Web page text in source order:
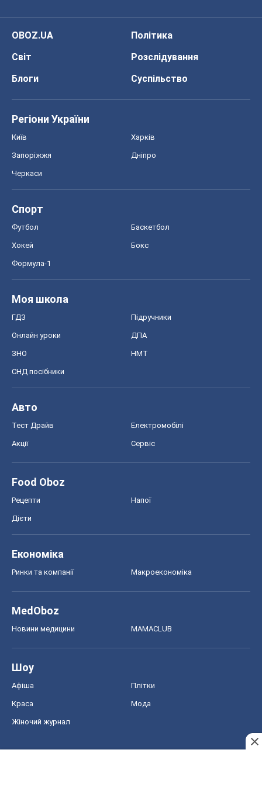
OBOZ.UA
Політика
Світ
Розслідування
Блоги
Суспільство
Регіони України
Київ Харків
Запоріжжя Дніпро
Черкаси
Спорт
Футбол Баскетбол
Хокей Бокс
Формула-1
Моя школа
ГДЗ Підручники
Онлайн уроки ДПА
ЗНО НМТ
СНД посібники
Авто
Тест Драйв Електромобілі
Акції Сервіс
Food Oboz
Рецепти Напої
Дієти
Економіка
Ринки та компанії Макроекономіка
MedOboz
Новини медицини MAMACLUB
Шоу
Афіша Плітки
Краса Мода
Жіночий журнал